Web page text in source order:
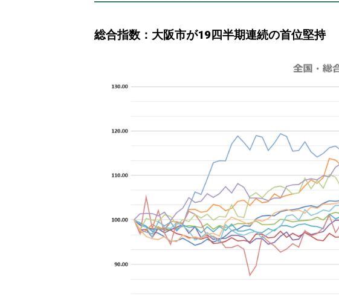
総合指数：大阪市が19四半期連続の首位堅持